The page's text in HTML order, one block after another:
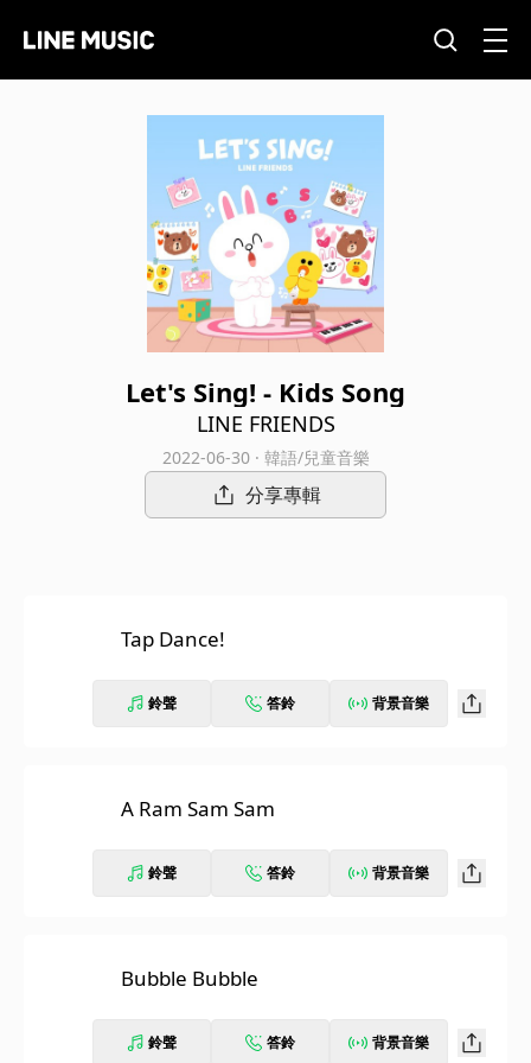
Let's Sing! - Kids Song
LINE FRIENDS
2022-06-30 · 韓語/兒童音樂
分享專輯
Tap Dance!
鈴聲 答鈴 背景音樂
A Ram Sam Sam
鈴聲 答鈴 背景音樂
Bubble Bubble
鈴聲 答鈴 背景音樂